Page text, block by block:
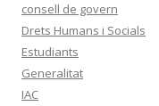
consell de govern
Drets Humans i Socials
Estudiants
Generalitat
IAC